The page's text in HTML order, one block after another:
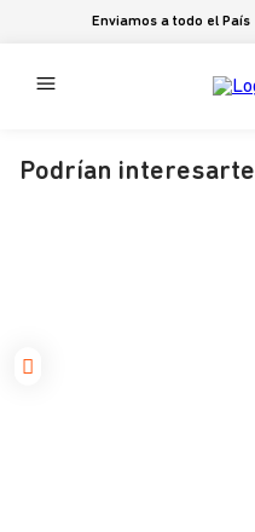
Enviamos a todo el País
Podrían interesarte